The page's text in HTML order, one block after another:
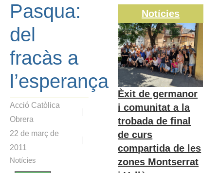
Pasqua:
del
fracàs a
l’esperança
Acció Catòlica
Obrera
22 de març de
2011
Notícies
Notícies
Èxit de germanor
i comunitat a la
trobada de final
de curs
compartida de les
zones Montserrat